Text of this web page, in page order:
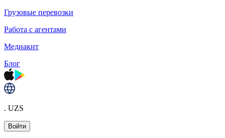
Грузовые перевозки
Работа с агентами
Медиакит
Блог
. UZS
Войти